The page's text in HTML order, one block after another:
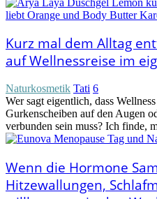
Kurz mal dem Alltag
auf Wellnessreise im
Naturkosmetik Tati 6
Wer sagt eigentlich, dass
Gurkenscheiben auf den Augen
verbunden sein muss? Ich finde,
Wenn die Hormone
Hitzewallungen,